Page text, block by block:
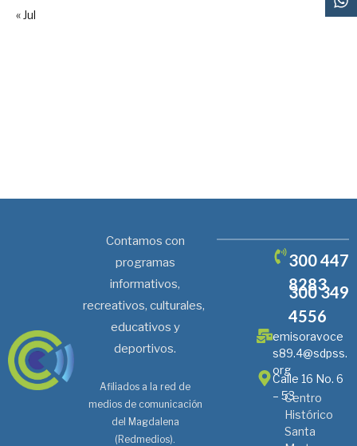
« Jul
Contamos con
programas
informativos,
recreativos, culturales,
educativos y
deportivos.
Afiliados a la red de
medios de comunicación
del Magdalena
(Redmedios).
300 447
8283
300 349
4556
emisoravoce
s89.4@sdpss.
org
Calle 16 No. 6
– 53Centro
Histórico
Santa